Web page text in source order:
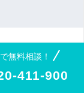
無料相談！
411-900